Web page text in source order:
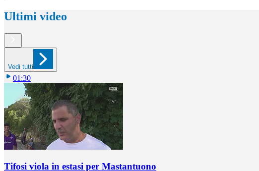
Ultimi video
Vedi tutti
01:30
Tifosi viola in estasi per Mastantuono